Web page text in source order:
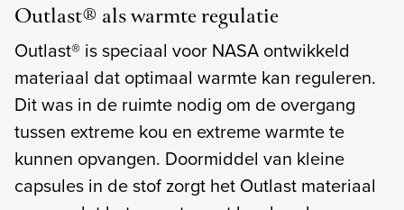
Outlast® als warmte regulatie
Outlast® is speciaal voor NASA ontwikkeld
materiaal dat optimaal warmte kan reguleren.
Dit was in de ruimte nodig om de overgang
tussen extreme kou en extreme warmte te
kunnen opvangen. Doormiddel van kleine
capsules in de stof zorgt het Outlast materiaal